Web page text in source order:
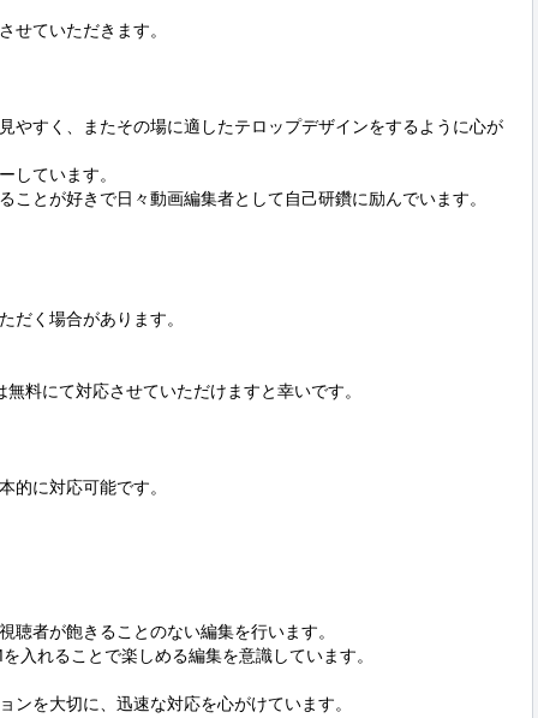
せていただきます。
やすく、またその場に適したテロップデザインをするように心が
しています。
ことが好きで日々動画編集者として自己研鑽に励んでいます。
く場合があります。
料にて対応させていただけますと幸いです。
的に対応可能です。
聴者が飽きることのない編集を行います。
入れることで楽しめる編集を意識しています。
ンを大切に、迅速な対応を心がけています。